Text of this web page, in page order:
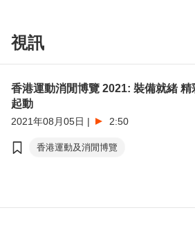
視訊
香港運動消閒博覽 2021: 裝備就緒 精
起動
2021年08月05日 | 2:50
香港運動及消閒博覽